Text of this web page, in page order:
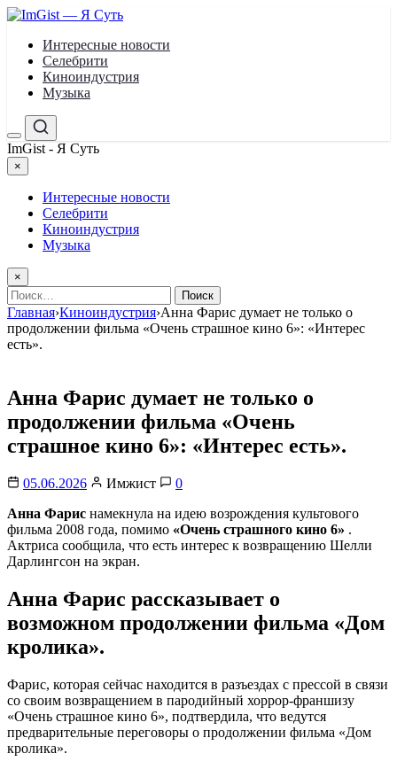
Перейти
содержимому
Интересные новости
Селебрити
Киноиндустрия
Музыка
МенюПоиск
ImGist - Я Суть
×
Закрыть
менюИнтересные новости
Селебрити
Киноиндустрия
Музыка
×
Найти:
Главная›Киноиндустрия›Анна Фарис думает не только о
продолжении фильма «Очень страшное кино 6»: «Интерес
есть».
Анна Фарис думает не только о
продолжении фильма «Очень
страшное кино 6»: «Интерес есть».
05.06.2026 Имжист
0
Анна Фарис намекнула на идею возрождения культового
фильма 2008 года, помимо «Очень страшного кино 6» .
Актриса сообщила, что есть интерес к возвращению Шелли
Дарлингсон на экран.
Анна Фарис рассказывает о
возможном продолжении фильма «Дом
кролика».
Фарис, которая сейчас находится в разъездах с прессой в связи
со своим возвращением в пародийный хоррор-франшизу
«Очень страшное кино 6», подтвердила, что ведутся
предварительные переговоры о продолжении фильма «Дом
кролика».